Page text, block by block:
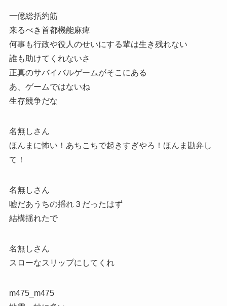
一億総括約筋
来るべき首都機能麻痺
何事も行政や役人のせいにする輩は生き残れない
誰も助けてくれないさ
正真のサバイバルゲームがそこにある
あ、ゲームではないね
生存競争だな
名無しさん
ほんまに怖い！あちこちで起きすぎやろ！ほんま勘弁し
て！
名無しさん
嘘だあうちの揺れ３だったはず
結構揺れたで
名無しさん
スローなスリップにしてくれ
m475_m475